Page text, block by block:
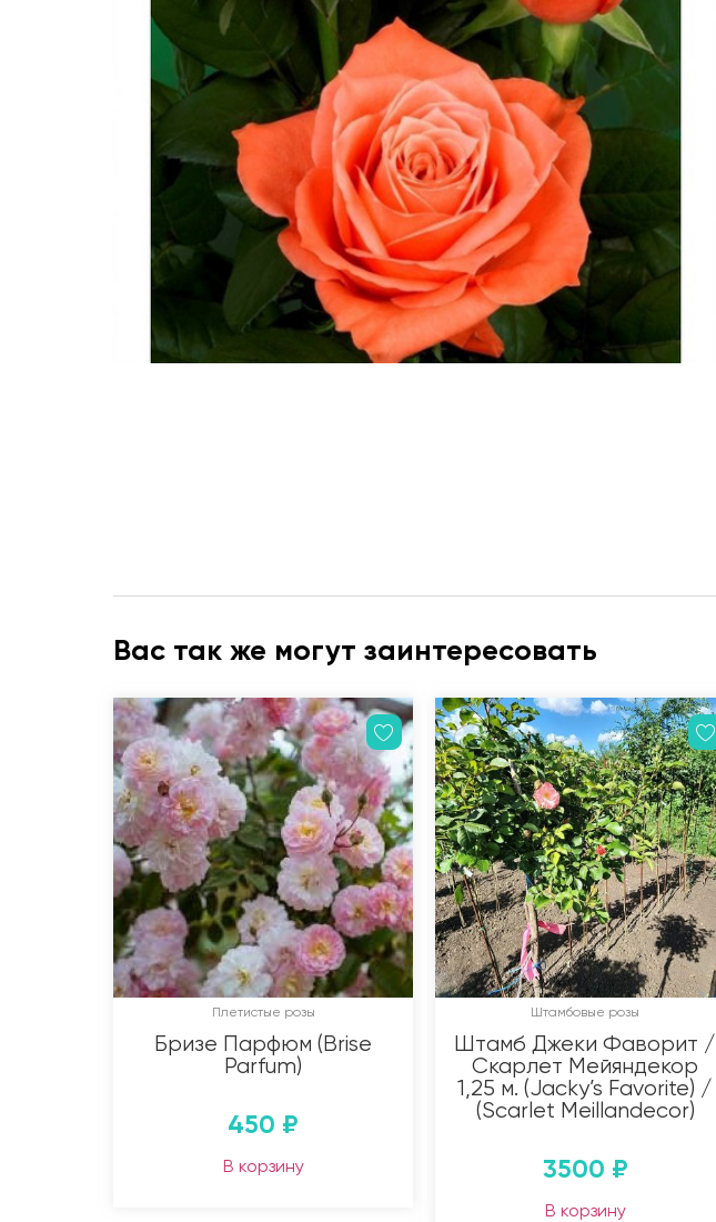
Вас так же могут заинтересовать
Плетистые розы
Бризе Парфюм (Brise
Parfum)
450 ₽
В корзину
Штамбовые розы
Штамб Джеки Фаворит /
Скарлет Мейяндекор
1,25 м. (Jacky’s Favorite) /
(Scarlet Meillandecor)
3500 ₽
В корзину